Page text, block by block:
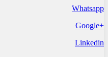
Whatsapp
+Google
Linkedin